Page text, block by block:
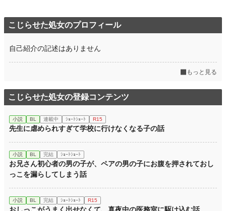
こじらせた処女のプロフィール
自己紹介の記述はありません
もっと見る
こじらせた処女の登録コンテンツ
小説 BL 連載中 ｼｮｰﾄｼｮｰﾄ R15
先生に虐められすぎて学校に行けなくなる子の話
小説 BL 完結 ｼｮｰﾄｼｮｰﾄ
お兄さん初心者の男の子が、ペアの男の子にお腹を押されておし
っこを漏らしてしまう話
小説 BL 完結 ｼｮｰﾄｼｮｰﾄ R15